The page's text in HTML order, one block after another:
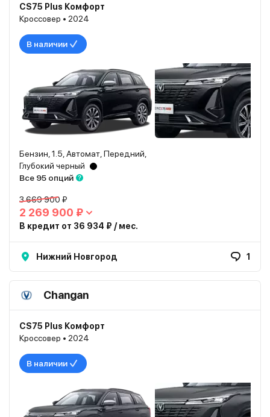
CS75 Plus Комфорт
Кроссовер • 2024
В наличии
Бензин, 1.5, Автомат, Передний,
Глубокий черный
Все 95 опций
3 669 900 ₽
2 269 900 ₽
В кредит от 36 934 ₽ / мес.
Нижний Новгород 1
Changan
CS75 Plus Комфорт
Кроссовер • 2024
В наличии